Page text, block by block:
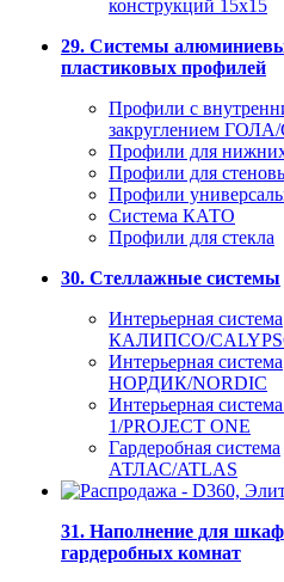
конструкций 15х15
29. Системы
пластиковых профилей
Профили с
закруглением
Профили для
Профили для
Профили
Система КАТО
Профили для стекла
30. Стеллажные системы
Интерьерная система
КАЛИПСО/
Интерьерная система
НОРДИК/NORDIC
Интерьерная
1/PROJECT ONE
Гардеробная система
АТЛАС/ATLAS
31. Наполнение для
гардеробных комнат